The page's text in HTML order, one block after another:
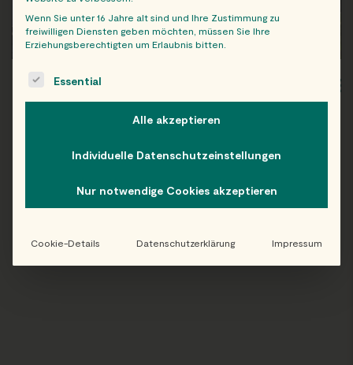
WIEN
Folge uns auf Instagram!
Wenn Sie unter 16 Jahre alt sind und Ihre Zustimmung zu
freiwilligen Diensten geben möchten, müssen Sie Ihre
Erziehungsberechtigten um Erlaubnis bitten.
The following is a list of service groups for which consent
Essential
Alle akzeptieren
Individuelle Datenschutzeinstellungen
Nur notwendige Cookies akzeptieren
Cookie-Details Datenschutzerklärung Impressum